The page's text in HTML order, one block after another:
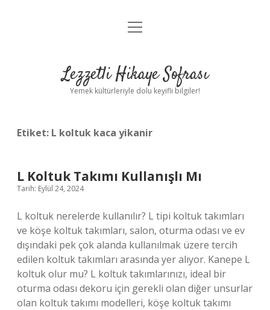
Anasayfa
Yasal Uyarı
menüyü
Lezzetli Hikaye Sofrası
Yemek kültürleriyle dolu keyifli bilgiler!
Etiket: L koltuk kaca yikanir
L Koltuk Takımı Kullanışlı Mı
Tarih: Eylül 24, 2024
L koltuk nerelerde kullanılır? L tipi koltuk takımları
ve köşe koltuk takımları, salon, oturma odası ve ev
dışındaki pek çok alanda kullanılmak üzere tercih
edilen koltuk takımları arasında yer alıyor. Kanepe L
koltuk olur mu? L koltuk takımlarınızı, ideal bir
oturma odası dekoru için gerekli olan diğer unsurlar
olan koltuk takımı modelleri, köşe koltuk takımı